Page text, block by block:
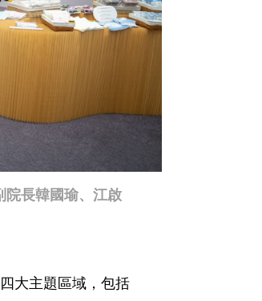
院長韓國瑜、江啟
大主題區域，包括